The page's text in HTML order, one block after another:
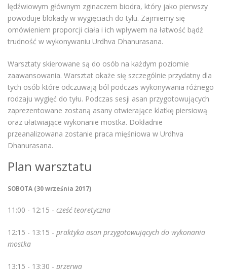
lędźwiowym głównym zginaczem biodra, który jako pierwszy
powoduje blokady w wygięciach do tylu. Zajmiemy się
omówieniem proporcji ciała i ich wpływem na łatwość bądź
trudność w wykonywaniu Urdhva Dhanurasana.
Warsztaty skierowane są do osób na każdym poziomie
zaawansowania. Warsztat okaże się szczególnie przydatny dla
tych osób które odczuwają ból podczas wykonywania różnego
rodzaju wygięć do tyłu. Podczas sesji asan przygotowujących
zaprezentowane zostaną asany otwierające klatkę piersiową
oraz ułatwiające wykonanie mostka. Dokładnie
przeanalizowana zostanie praca mięśniowa w Urdhva
Dhanurasana.
Plan warsztatu
SOBOTA (30 września 2017)
11:00 - 12:15 - cześć teoretyczna
12:15 - 13:15 - praktyka asan przygotowujących do wykonania
mostka
13:15 - 13:30 - przerwa